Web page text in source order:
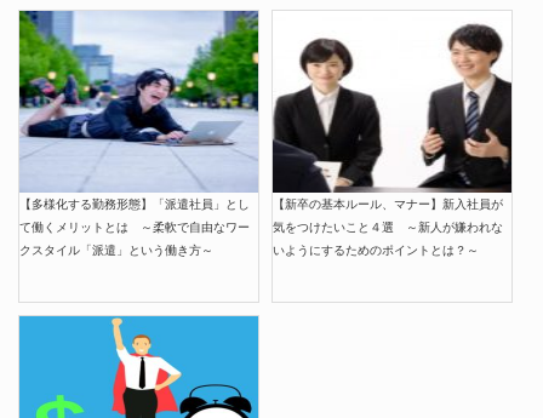
【多様化する勤務形態】「派遣社員」とし
て働くメリットとは ～柔軟で自由なワー
クスタイル「派遣」という働き方～
【新卒の基本ルール、マナー】新入社員が
気をつけたいこと４選 ～新人が嫌われな
いようにするためのポイントとは？～